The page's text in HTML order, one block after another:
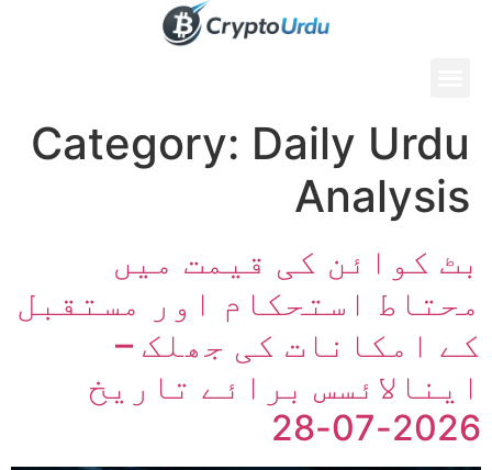
Category: Daily Urdu
Analysis
بٹ کوائن کی قیمت میں
محتاط استحکام اور مستقبل
کے امکانات کی جھلک –
اینالائسس برائے تاریخ
2026-07-28